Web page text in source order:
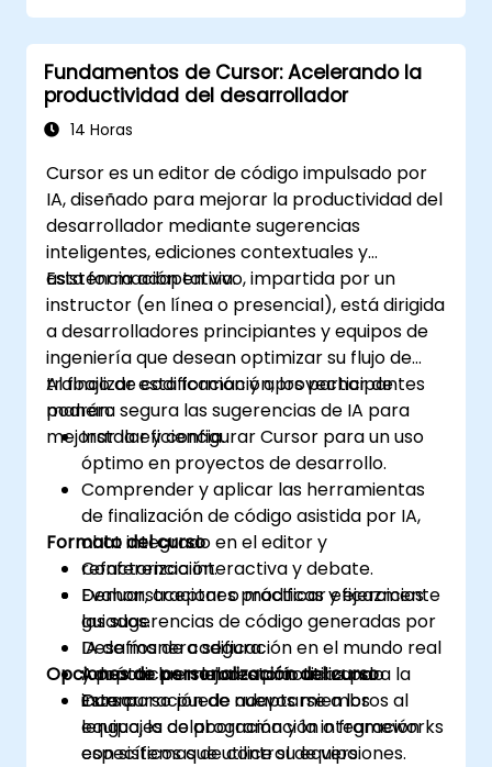
Fundamentos de Cursor: Acelerando la
productividad del desarrollador
14 Horas
Cursor es un editor de código impulsado por
IA, diseñado para mejorar la productividad del
desarrollador mediante sugerencias
inteligentes, ediciones contextuales y
asistencia adaptativa.
Esta formación en vivo, impartida por un
instructor (en línea o presencial), está dirigida
a desarrolladores principiantes y equipos de
ingeniería que desean optimizar su flujo de
trabajo de codificación y aprovechar de
manera segura las sugerencias de IA para
mejorar la eficiencia.
Al finalizar esta formación, los participantes
podrán:
Instalar y configurar Cursor para un uso
óptimo en proyectos de desarrollo.
Comprender y aplicar las herramientas
de finalización de código asistida por IA,
chat integrado en el editor y
refactorización.
Evaluar, aceptar o modificar eficazmente
las sugerencias de código generadas por
IA de manera segura.
Adoptar las mejores prácticas para la
incorporación de nuevos miembros al
equipo, la colaboración y la integración
con sistemas de control de versiones.
Formato del curso
Conferencia interactiva y debate.
Demonstraciones prácticas y ejercicios
guiados.
Desafíos de codificación en el mundo real
y práctica en laboratorio utilizando
Cursor.
Opciones de personalización del curso
Este curso puede adaptarse a los
lenguajes de programación o frameworks
específicos que utilice su equipo.